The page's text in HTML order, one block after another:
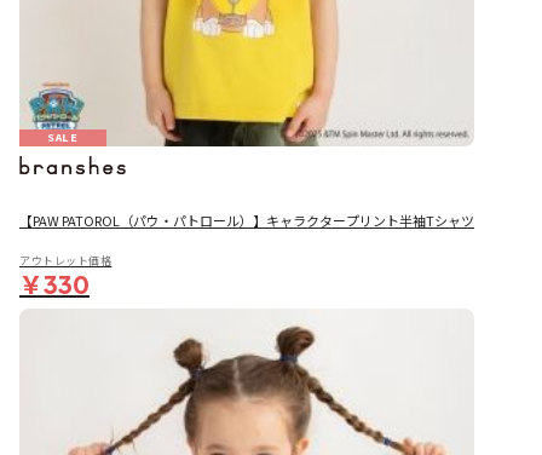
SALE
【PAW PATOROL（パウ・パトロール）】キャラクタープリント半袖Tシャツ
アウトレット価格
￥330